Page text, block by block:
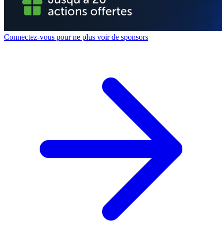
Connectez-vous pour ne plus voir de sponsors